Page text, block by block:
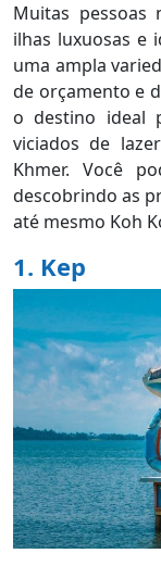
Muitas pessoas
ilhas luxuosas e
uma ampla
de orçamento e
o destino ideal
viciados de
Khmer. Você
descobrindo as
até mesmo Koh
1. Kep